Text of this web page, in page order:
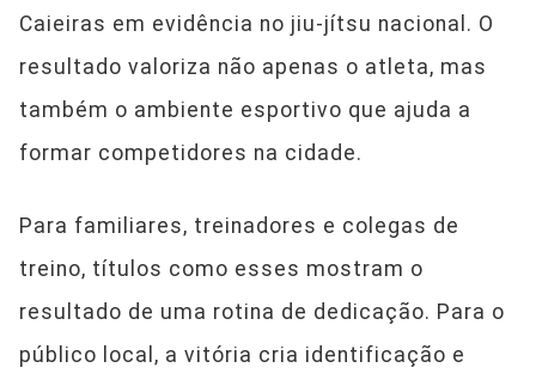
Caieiras em evidência no jiu-jítsu nacional. O
resultado valoriza não apenas o atleta, mas
também o ambiente esportivo que ajuda a
formar competidores na cidade.
Para familiares, treinadores e colegas de
treino, títulos como esses mostram o
resultado de uma rotina de dedicação. Para o
público local, a vitória cria identificação e